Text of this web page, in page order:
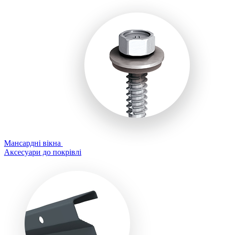
Мансардні вікна
Аксесуари до покрівлі